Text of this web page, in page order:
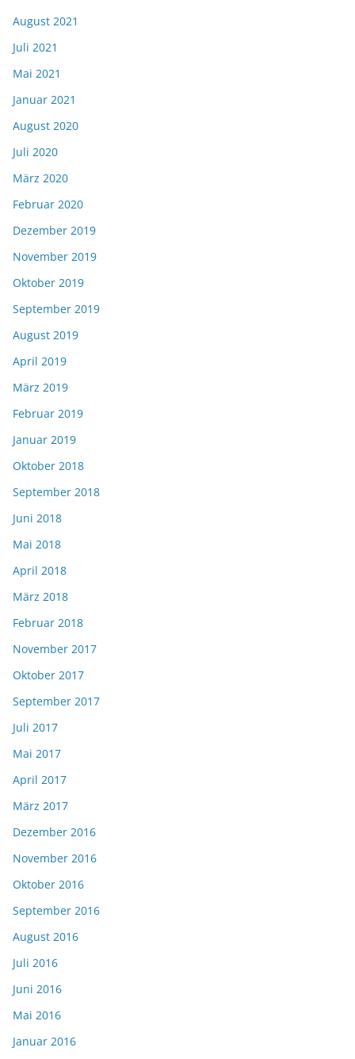
August 2021
Juli 2021
Mai 2021
Januar 2021
August 2020
Juli 2020
März 2020
Februar 2020
Dezember 2019
November 2019
Oktober 2019
September 2019
August 2019
April 2019
März 2019
Februar 2019
Januar 2019
Oktober 2018
September 2018
Juni 2018
Mai 2018
April 2018
März 2018
Februar 2018
November 2017
Oktober 2017
September 2017
Juli 2017
Mai 2017
April 2017
März 2017
Dezember 2016
November 2016
Oktober 2016
September 2016
August 2016
Juli 2016
Juni 2016
Mai 2016
Januar 2016